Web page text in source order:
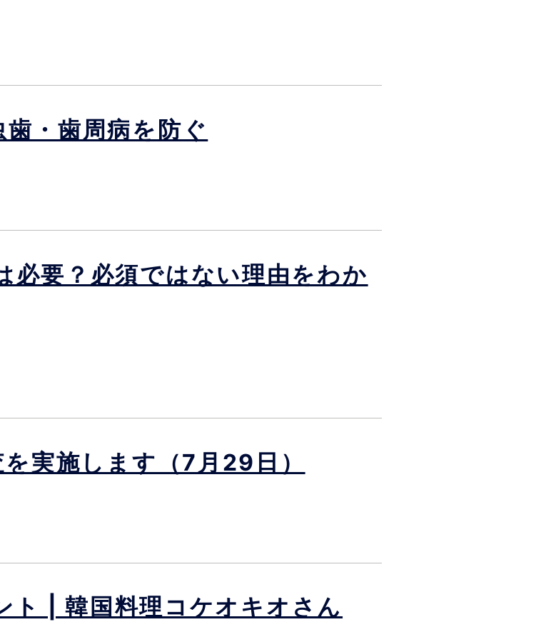
・歯周病を防ぐ
必要？必須ではない理由をわか
実施します（7月29日）
| 韓国料理コケオキオさん